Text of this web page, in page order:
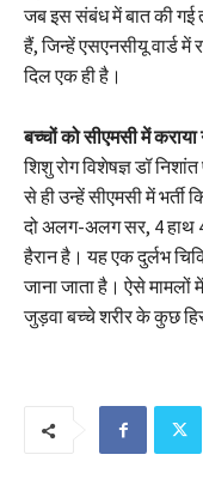
जब इस संबंध में बात की गई
हैं, जिन्हें एसएनसीयू वार्ड
दिल एक ही है।
बच्चों को सीएमसी में कराया
शिशु रोग विशेषज्ञ डॉ
से ही उन्हें सीएमसी में भर्ती
दो अलग-अलग सर, 4 हाथ
हैरान है। यह एक दुर्लभ
जाना जाता है। ऐसे मामलों
जुड़वा बच्चे शरीर के कुछ